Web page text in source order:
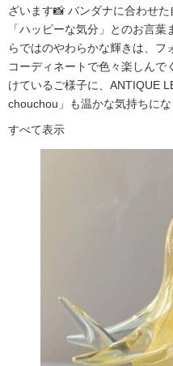
ざいます📸 バンダナに合わせた
「ハッピーな気分」とのお言
らではのやわらかな輝きは、
コーディネートで色々楽しんで
けているご様子に、ANTIQUE
chouchou」も温かな気持ちにな
すべて表示